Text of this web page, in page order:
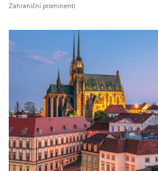
Zahraniční prominenti